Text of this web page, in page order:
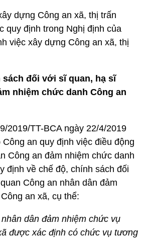
dựng Công an xã, thị trấn
quy định trong Nghị định của
việc xây dựng Công an xã, thị
sách đối với sĩ quan, hạ sĩ
nhiệm chức danh Công an
2019/TT-BCA ngày 22/4/2019
an quy định việc điều động
Công an đảm nhiệm chức danh
định về chế độ, chính sách đối
Công an nhân dân đảm
an xã, cụ thể:
dân đảm nhiệm chức vụ
được xác định có chức vụ tương